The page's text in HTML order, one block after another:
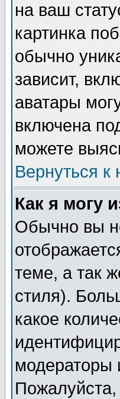
на ваш
картинка
обычно
зависит,
аватары
включена
можете
Вернуться к
Как я могу
Обычно вы
теме, а так
стиля).
какое
модераторы